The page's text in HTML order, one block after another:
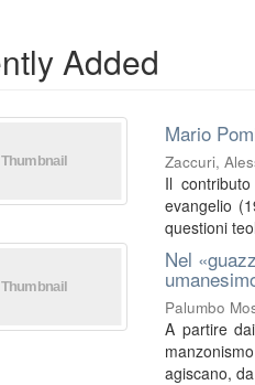
Added
Mario
Zaccuri,
Il
evangelio
questioni
Nel
Palumbo
A partire
agiscano,